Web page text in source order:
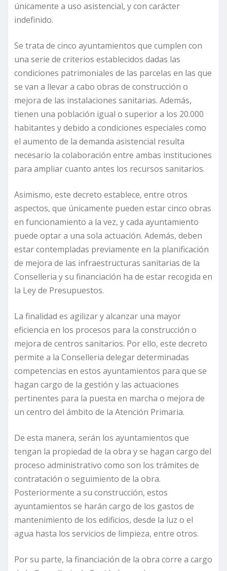
únicamente a uso asistencial, y con carácter
indefinido.
Se trata de cinco ayuntamientos que cumplen con
una serie de criterios establecidos dadas las
condiciones patrimoniales de las parcelas en las que
se van a llevar a cabo obras de construcción o
mejora de las instalaciones sanitarias. Además,
tienen una población igual o superior a los 20.000
habitantes y debido a condiciones especiales como
el aumento de la demanda asistencial resulta
necesario la colaboración entre ambas instituciones
para ampliar cuanto antes los recursos sanitarios.
Asimismo, este decreto establece, entre otros
aspectos, que únicamente pueden estar cinco obras
en funcionamiento a la vez, y cada ayuntamiento
puede optar a una sola actuación. Además, deben
estar contempladas previamente en la planificación
de mejora de las infraestructuras sanitarias de la
Conselleria y su financiación ha de estar recogida en
la Ley de Presupuestos.
La finalidad es agilizar y alcanzar una mayor
eficiencia en los procesos para la construcción o
mejora de centros sanitarios. Por ello, este decreto
permite a la Conselleria delegar determinadas
competencias en estos ayuntamientos para que se
hagan cargo de la gestión y las actuaciones
pertinentes para la puesta en marcha o mejora de
un centro del ámbito de la Atención Primaria.
De esta manera, serán los ayuntamientos que
tengan la propiedad de la obra y se hagan cargo del
proceso administrativo como son los trámites de
contratación o seguimiento de la obra.
Posteriormente a su construcción, estos
ayuntamientos se harán cargo de los gastos de
mantenimiento de los edificios, desde la luz o el
agua hasta los servicios de limpieza, entre otros.
Por su parte, la financiación de la obra corre a cargo